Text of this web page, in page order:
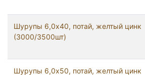
Шурупы 6,0x40, потай, желтый цинк
(3000/3500шт)
Шурупы 6,0x50, потай, желтый цинк